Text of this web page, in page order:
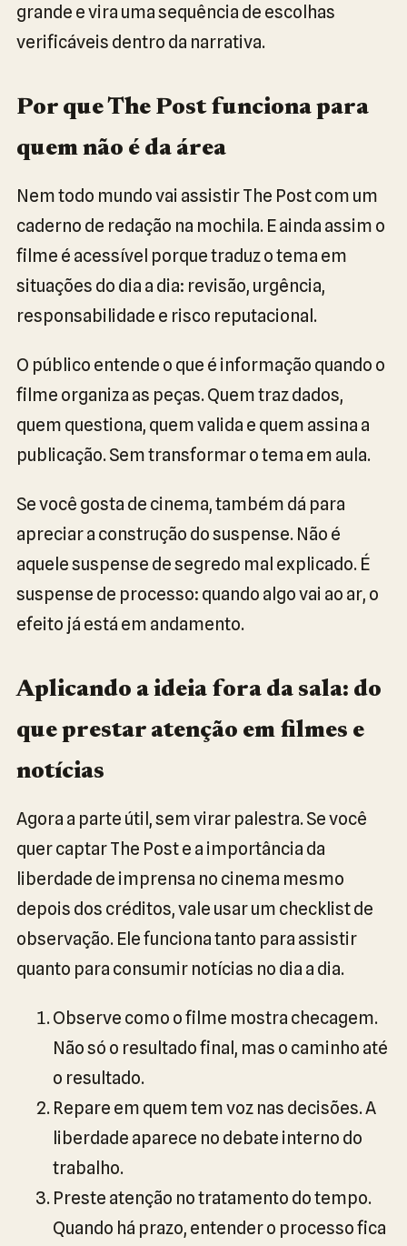
grande e vira uma sequência de escolhas
verificáveis dentro da narrativa.
Por que The Post funciona para
quem não é da área
Nem todo mundo vai assistir The Post com um
caderno de redação na mochila. E ainda assim o
filme é acessível porque traduz o tema em
situações do dia a dia: revisão, urgência,
responsabilidade e risco reputacional.
O público entende o que é informação quando o
filme organiza as peças. Quem traz dados,
quem questiona, quem valida e quem assina a
publicação. Sem transformar o tema em aula.
Se você gosta de cinema, também dá para
apreciar a construção do suspense. Não é
aquele suspense de segredo mal explicado. É
suspense de processo: quando algo vai ao ar, o
efeito já está em andamento.
Aplicando a ideia fora da sala: do
que prestar atenção em filmes e
notícias
Agora a parte útil, sem virar palestra. Se você
quer captar The Post e a importância da
liberdade de imprensa no cinema mesmo
depois dos créditos, vale usar um checklist de
observação. Ele funciona tanto para assistir
quanto para consumir notícias no dia a dia.
Observe como o filme mostra checagem.
Não só o resultado final, mas o caminho até
o resultado.
Repare em quem tem voz nas decisões. A
liberdade aparece no debate interno do
trabalho.
Preste atenção no tratamento do tempo.
Quando há prazo, entender o processo fica